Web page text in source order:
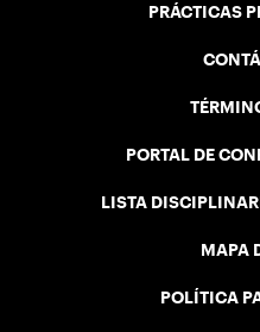
PRÁCTICAS
PORTAL DE
LISTA
MAPA
POLÍTICA